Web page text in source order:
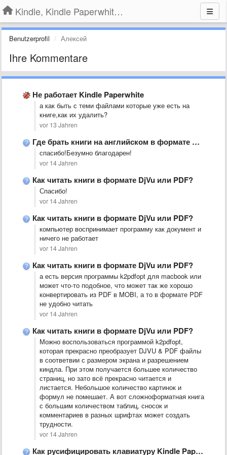
Kindle, Kindle Paperwhite, Kindle Voyage
Benutzerprofil Алексей
Ihre Kommentare
Не работает Kindle Paperwhite
а как быть с теми файлами которые уже есть на
книге,как их удалить?
vor 13 Jahren
Где брать книги на английском в формате MOBI?
спасибо!Безумно благодарен!
vor 14 Jahren
Как читать книги в формате DjVu или PDF?
Спасибо!
vor 14 Jahren
Как читать книги в формате DjVu или PDF?
компьютер воспринимает программу как документ и
ничего не работает
vor 14 Jahren
Как читать книги в формате DjVu или PDF?
а есть версия программы k2pdfopt для macbook или
может что-то подобное, что может так же хорошо
конвертировать из PDF в MOBI, а то в формате PDF
не удобно читать
vor 14 Jahren
Как читать книги в формате DjVu или PDF?
Можно воспользоваться программой k2pdfopt,
которая прекрасно преобразует DJVU & PDF файлы
в соответвии с размером экрана и разрешением
киндла. При этом получается большее количество
страниц, но зато всё прекрасно читается и
листается. Небольшое количество картинок и
формул не помешает. А вот сложноформатная книга
с большим количеством таблиц, сносок и
комментариев в разных шрифтах может создать
трудности.
vor 14 Jahren
Как русифицировать клавиатуру Kindle Paperwhite?